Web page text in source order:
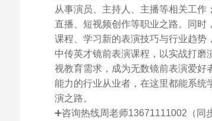
从事演员、主持人、主播等相关工
直播、短视频创作等职业之路。同时
课程、学习新的表演技巧与行业趋势
中传英才镜前表演课程，以实战打
视教育需求，成为无数镜前表演爱好
能力的行业从业者，在这里都能系统
演之路。
➕咨询热线周老师13671111002（同